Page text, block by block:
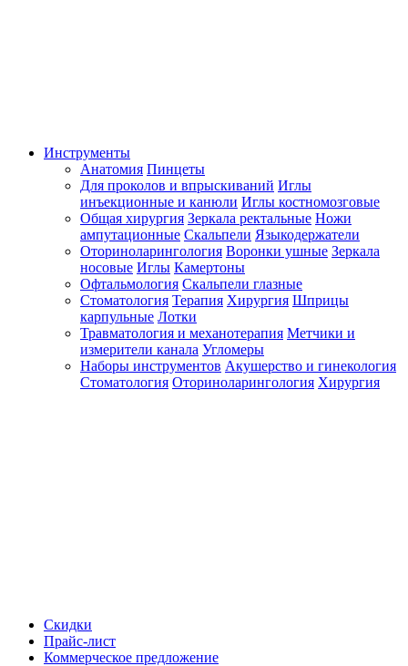
Инструменты
Анатомия Пинцеты
Для проколов и впрыскиваний Иглы
инъекционные и канюли Иглы костномозговые
Общая хирургия Зеркала ректальные Ножи
ампутационные Скальпели Языкодержатели
Оториноларингология Воронки ушные Зеркала
носовые Иглы Камертоны
Офтальмология Скальпели глазные
Стоматология Терапия Хирургия Шприцы
карпульные Лотки
Травматология и механотерапия Метчики и
измерители канала Угломеры
Наборы инструментов Акушерство и гинекология
Стоматология Оториноларингология Хирургия
Скидки
Прайс-лист
Коммерческое предложение